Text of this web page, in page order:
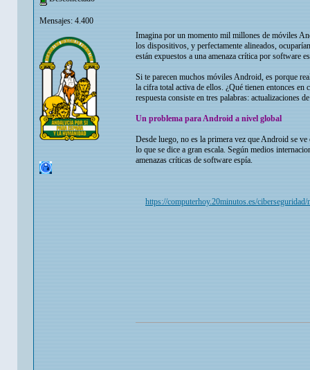
Mensajes: 4.400
Imagina por un momento mil millones de móviles
los dispositivos, y perfectamente alineados,
están expuestos a una amenaza crítica por software
Si te parecen muchos móviles Android, es porque
la cifra total activa de ellos. ¿Qué tienen entonces
respuesta consiste en tres palabras: actualizaciones
Un problema para Android a nivel global
Desde luego, no es la primera vez que Android se
lo que se dice a gran escala. Según medios
amenazas críticas de software espía.
https://computerhoy.20minutos.es/